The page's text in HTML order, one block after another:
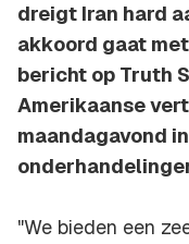
dreigt Iran hard
akkoord gaat
bericht op Truth
Amerikaanse
maandagavond
"We bieden een